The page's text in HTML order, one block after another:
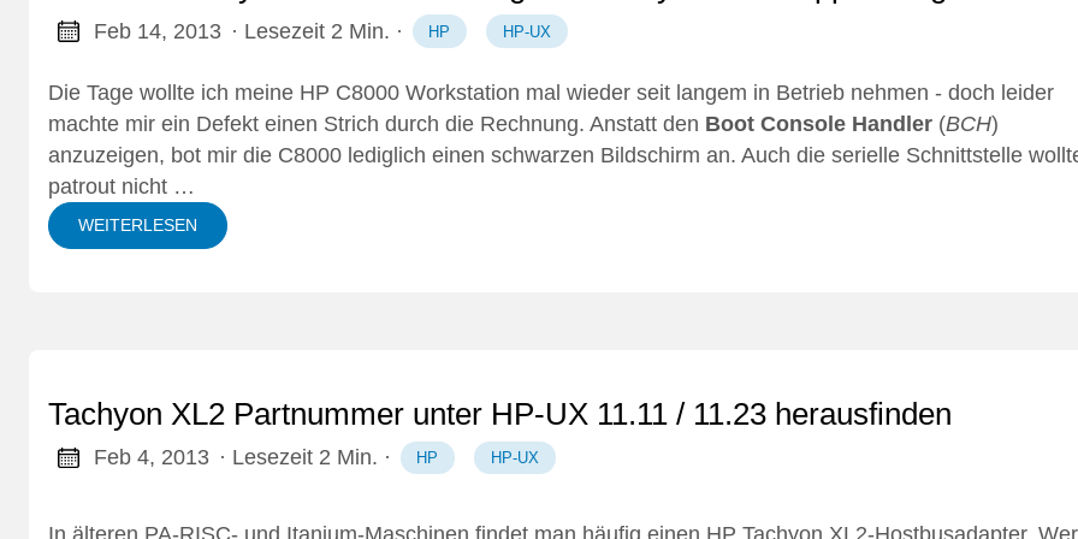
Feb 14, 2013 · Lesezeit 2 Min. · HP HP-UX
Die Tage wollte ich meine HP C8000 Workstation mal wieder seit langem in Betrieb nehmen - doch leider
machte mir ein Defekt einen Strich durch die Rechnung. Anstatt den Boot Console Handler (BCH)
anzuzeigen, bot mir die C8000 lediglich einen schwarzen Bildschirm an. Auch die serielle Schnittstelle
patrout nicht …
WEITERLESEN
Tachyon XL2 Partnummer unter HP-UX 11.11 / 11.23 herausfinden
Feb 4, 2013 · Lesezeit 2 Min. · HP HP-UX
In älteren PA-RISC- und Itanium-Maschinen findet man häufig einen HP Tachyon XL2-Hostbusadapter. Wer